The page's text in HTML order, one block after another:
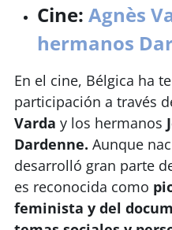
Cine: Agnès
hermanos
En el cine, Bélgica ha
participación a través
Varda y los hermanos
Dardenne. Aunque
desarrolló gran parte
es reconocida como
feminista y del